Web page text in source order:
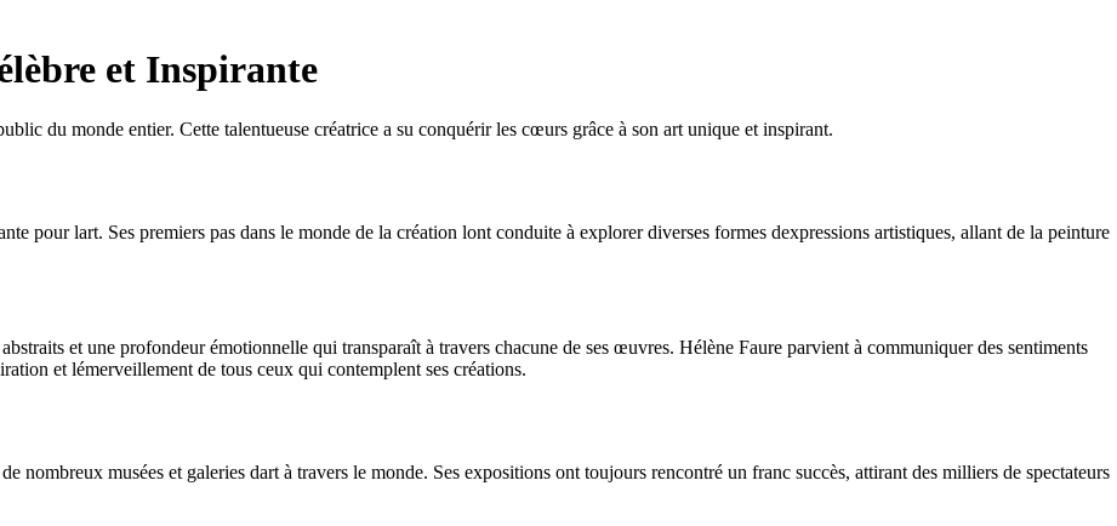
et Inspirante
du monde entier. Cette talentueuse créatrice a su conquérir les cœurs grâce à son art unique et inspirant.
pour lart. Ses premiers pas dans le monde de la création lont conduite à explorer diverses formes dexpressions artistiques, allant de la peinture
et une profondeur émotionnelle qui transparaît à travers chacune de ses œuvres. Hélène Faure parvient à communiquer des sentiments
et lémerveillement de tous ceux qui contemplent ses créations.
nombreux musées et galeries dart à travers le monde. Ses expositions ont toujours rencontré un franc succès, attirant des milliers de spectateurs